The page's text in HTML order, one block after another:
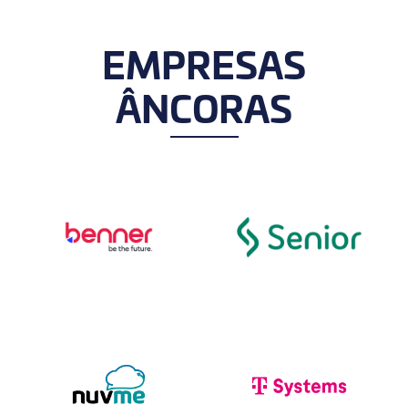
EMPRESAS
ÂNCORAS